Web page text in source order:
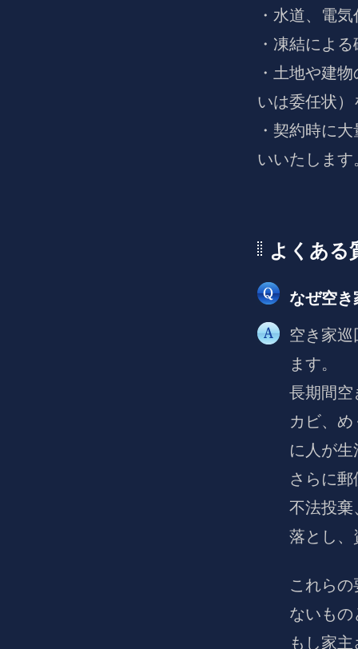
・水道、電
・凍結によ
・土地や建
いは委任状
・契約時に
いいたします
よくある
なぜ空き
空き家
ます。
長期間空
カビ、
に人が
さらに
不法投棄
落とし、
これら
ないも
もし家